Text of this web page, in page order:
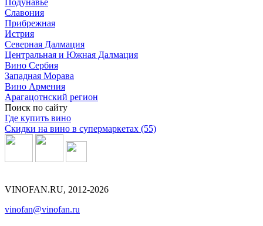
Славония
Прибрежная
Истрия
Северная Далмация
Центральная и Южная Далмация
Вино Сербия
Западная Морава
Вино Армения
Арагацотнский регион
Поиск по сайту
Где купить вино
Скидки на вино в супермаркетах (55)
VINOFAN.RU, 2012-2026
vinofan@vinofan.ru